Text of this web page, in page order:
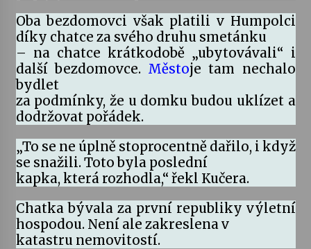
Oba bezdomovci však platili v Humpolci
díky chatce za svého druhu smetánku
– na chatce krátkodobě „ubytovávali“ i
další bezdomovce. Městoje tam nechalo
bydlet
za podmínky, že u domku budou uklízet a
dodržovat pořádek.
„To se ne úplně stoprocentně dařilo, i když
se snažili. Toto byla poslední
kapka, která rozhodla,“ řekl Kučera.
Chatka bývala za první republiky výletní
hospodou. Není ale zakreslena v
katastru nemovitostí.